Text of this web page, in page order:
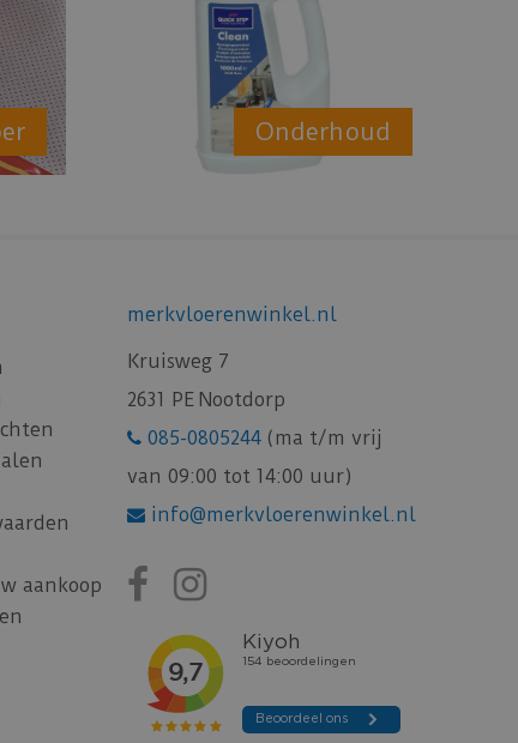
Onderhoud
aankoop
merkvloerenwinkel.nl
Kruisweg 7
2631 PE Nootdorp
085-0805244 (ma t/m vrij
van 09:00 tot 14:00 uur)
info@merkvloerenwinkel.nl